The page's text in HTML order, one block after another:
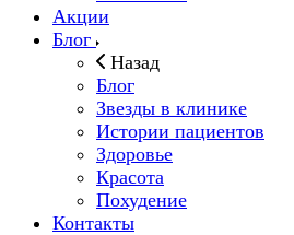
Акции
Блог
Назад
Блог
Звезды в клинике
Истории пациентов
Здоровье
Красота
Похудение
Контакты